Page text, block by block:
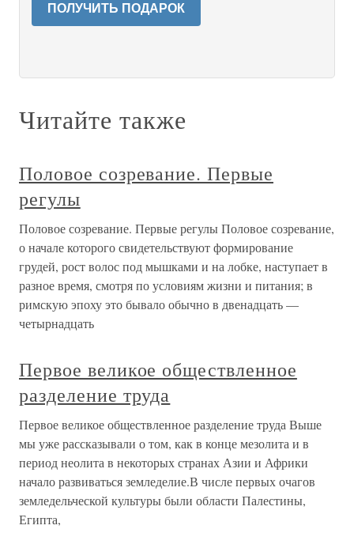
ПОЛУЧИТЬ ПОДАРОК
Читайте также
Половое созревание. Первые
регулы
Половое созревание. Первые регулы Половое созревание,
о начале которого свидетельствуют формирование
грудей, рост волос под мышками и на лобке, наступает в
разное время, смотря по условиям жизни и питания; в
римскую эпоху это бывало обычно в двенадцать —
четырнадцать
Первое великое обществленное
разделение труда
Первое великое обществленное разделение труда Выше
мы уже рассказывали о том, как в конце мезолита и в
период неолита в некоторых странах Азии и Африки
начало развиваться земледелие.В числе первых очагов
земледельческой культуры были области Палестины,
Египта,